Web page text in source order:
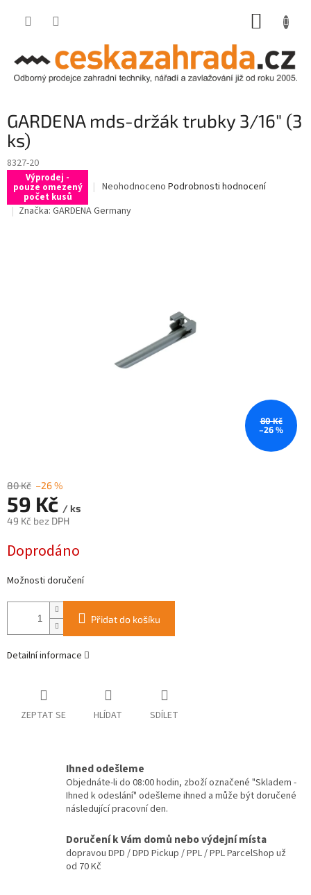
GARDENA mds-držák trubky 3/16" (3
ks)
8327-20
Výprodej -
pouze omezený
počet kusů
Průměrné
produktu
Neohodnoceno Podrobnosti hodnocení
Značka: GARDENA Germany
80 Kč
–26 %
80 Kč –26 %
59 Kč / ks
49 Kč bez DPH
cena:
Doprodáno
Možnosti doručení
Přidat do košíku
Detailní informace
ZEPTAT SE HLÍDAT SDÍLET
Ihned odešleme
Objednáte-li do 08:00 hodin, zboží označené "Skladem -
Ihned k odeslání" odešleme ihned a může být doručené
následující pracovní den.
Doručení k Vám domů nebo výdejní místa
dopravou DPD / DPD Pickup / PPL / PPL ParcelShop už
od 70 Kč